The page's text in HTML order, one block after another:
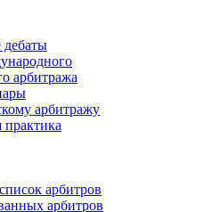
арбитража
арбитражу
практика
арбитров
арбитров